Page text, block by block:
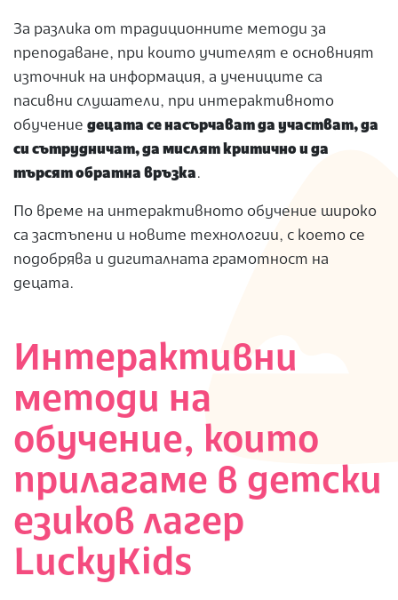
За разлика от традиционните методи за
преподаване, при които учителят е основният
източник на информация, а учениците са
пасивни слушатели, при интерактивното
обучение децата се насърчават да участват, да
си сътрудничат, да мислят критично и да
търсят обратна връзка.
По време на интерактивното обучение широко
са застъпени и новите технологии, с което се
подобрява и дигиталната грамотност на
децата.
Интерактивни
методи на
обучение, които
прилагаме в детски
езиков лагер
LuckyKids